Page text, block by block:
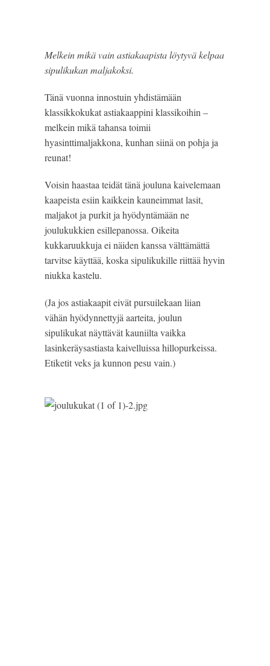
Melkein mikä vain astiakaapista löytyvä kelpaa
sipulikukan maljakoksi.
Tänä vuonna innostuin yhdistämään
klassikkokukat astiakaappini klassikoihin –
melkein mikä tahansa toimii
hyasinttimaljakkona, kunhan siinä on pohja ja
reunat!
Voisin haastaa teidät tänä jouluna kaivelemaan
kaapeista esiin kaikkein kauneimmat lasit,
maljakot ja purkit ja hyödyntämään ne
joulukukkien esillepanossa. Oikeita
kukkaruukkuja ei näiden kanssa välttämättä
tarvitse käyttää, koska sipulikukille riittää hyvin
niukka kastelu.
(Ja jos astiakaapit eivät pursuilekaan liian
vähän hyödynnettyjä aarteita, joulun
sipulikukat näyttävät kauniilta vaikka
lasinkeräysastiasta kaivelluissa hillopurkeissa.
Etiketit veks ja kunnon pesu vain.)